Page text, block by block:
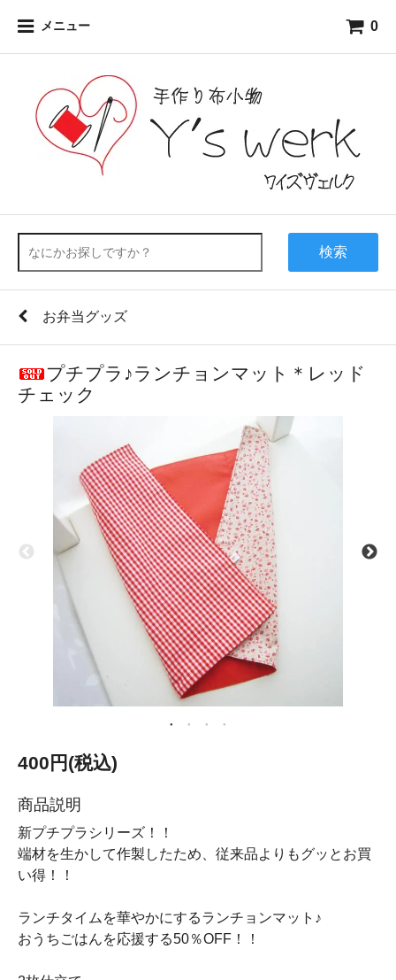
メニュー 0
検索
お弁当グッズ
プチプラ♪ランチョンマット＊レッド
チェック
400円(税込)
商品説明
新プチプラシリーズ！！
端材を生かして作製したため、従来品よりもグッとお買
い得！！
ランチタイムを華やかにするランチョンマット♪
おうちごはんを応援する50％OFF！！